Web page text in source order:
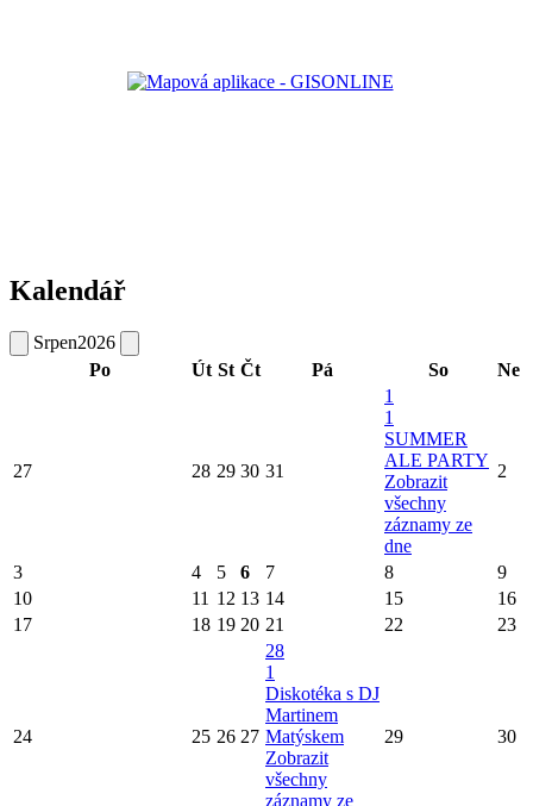
Kalendář
Srpen2026
Po
Út St Čt Pá So Ne
27 28 29 30 31
1
1
SUMMER
ALE PARTY
Zobrazit
všechny
záznamy ze
dne
2
3 4 5 6 7 8
9
10
11 12 13 14 15
16
17
18 19 20 21 22 23
24 25 26 27
28
1
Diskotéka s DJ
Martinem
Matýskem
Zobrazit
všechny
záznamy ze
29 30